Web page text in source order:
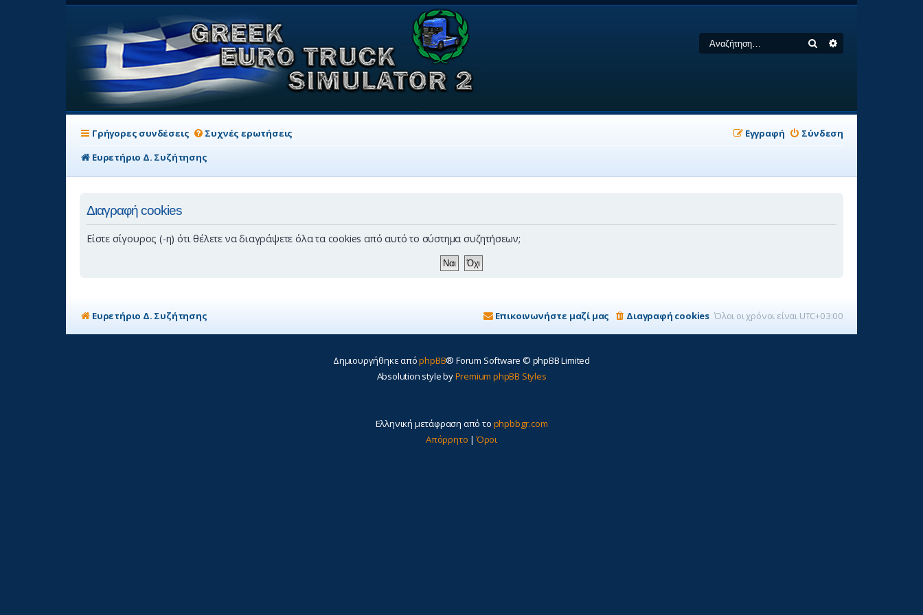
Αναζήτηση
Γρήγορες συνδέσεις Συχνές ερωτήσεις Σύνδεση
Εγγραφή
Ευρετήριο Δ. Συζήτησης
Διαγραφή cookies
Είστε σίγουρος (-η) ότι θέλετε να διαγράψετε όλα τα cookies από αυτό το σύστημα συζητήσεων;
Ευρετήριο Δ. Συζήτησης Όλοι οι χρόνοι είναι UTC+03:00
Διαγραφή cookies
Επικοινωνήστε μαζί μας
Δημιουργήθηκε απόphpBB® Forum Software © phpBB Limited
Absolution style byPremium phpBB Styles
Ελληνική μετάφραση από το phpbbgr.com
Απόρρητο |Όροι